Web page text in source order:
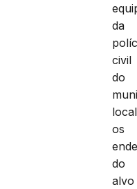
da
civil
do
os
do
alvo